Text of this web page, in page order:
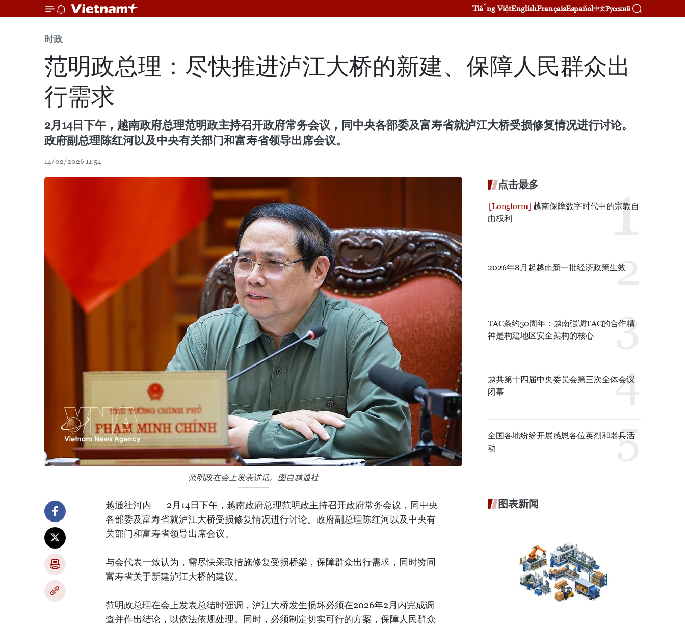
Tiếng ViệtEnglishFrançaisEspañol中文Русский
时政
范明政总理：尽快推进泸江大桥的新建、保障人民群众出
行需求
2月14日下午，越南政府总理范明政主持召开政府常务会议，同中央各部委及富寿省就泸江大桥受损修复情况进行讨论。
政府副总理陈红河以及中央有关部门和富寿省领导出席会议。
14/02/2026 11:54
范明政在会上发表讲话。图自越通社
越通社河内——2月14日下午，越南政府总理范明政主持召开政府常务会议，同中央
各部委及富寿省就泸江大桥受损修复情况进行讨论。政府副总理陈红河以及中央有
关部门和富寿省领导出席会议。
与会代表一致认为，需尽快采取措施修复受损桥梁，保障群众出行需求，同时赞同
富寿省关于新建泸江大桥的建议。
范明政总理在会上发表总结时强调，泸江大桥发生损坏必须在2026年2月内完成调
查并作出结论，以依法依规处理。同时，必须制定切实可行的方案，保障人民群众
点击最多
越南保障数字时代中的宗教自
由权利
2026年8月起越南新一批经济政策生效
TAC条约50周年：越南强调TAC的合作精
神是构建地区安全架构的核心
越共第十四届中央委员会第三次全体会议
闭幕
全国各地纷纷开展感恩各位英烈和老兵活
动
图表新闻